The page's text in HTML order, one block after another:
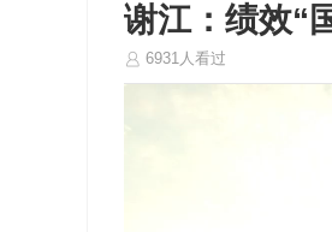
谢江：绩效“
6931人看过